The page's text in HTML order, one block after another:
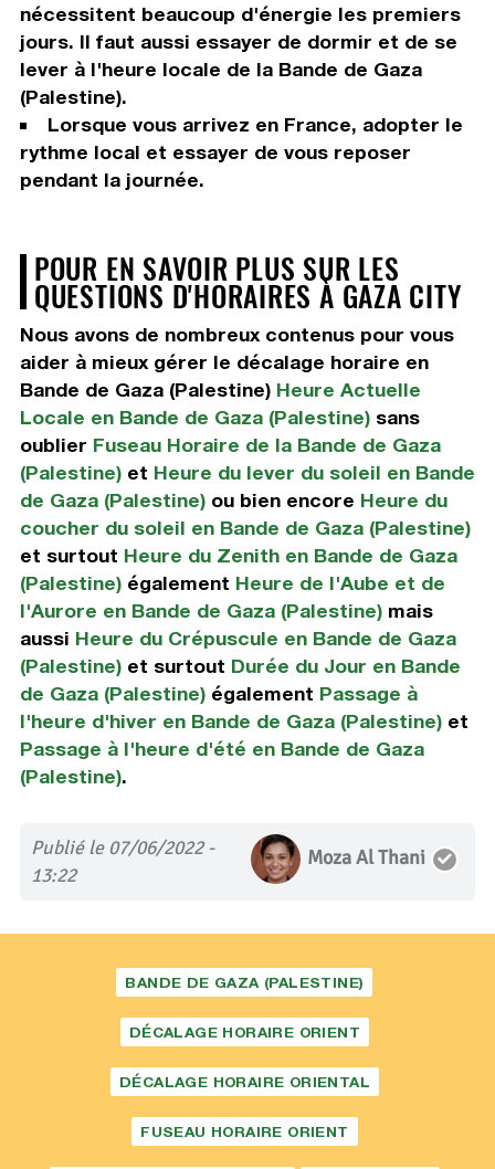
nécessitent beaucoup d'énergie les premiers
jours. Il faut aussi essayer de dormir et de se
lever à l'heure locale de la Bande de Gaza
(Palestine).
Lorsque vous arrivez en France, adopter le
rythme local et essayer de vous reposer
pendant la journée.
POUR EN SAVOIR PLUS SUR LES
QUESTIONS D'HORAIRES À GAZA CITY
Nous avons de nombreux contenus pour vous
aider à mieux gérer le décalage horaire en
Bande de Gaza (Palestine) Heure Actuelle
Locale en Bande de Gaza (Palestine)sans
oublier Fuseau Horaire de la Bande de Gaza
(Palestine)et Heure du lever du soleil en Bande
de Gaza (Palestine)ou bien encore Heure du
coucher du soleil en Bande de Gaza (Palestine)
et surtout Heure du Zenith en Bande de Gaza
(Palestine)également Heure de l'Aube et de
l'Aurore en Bande de Gaza (Palestine)mais
aussi Heure du Crépuscule en Bande de Gaza
(Palestine)et surtout Durée du Jour en Bande
de Gaza (Palestine)également Passage à
l'heure d'hiver en Bande de Gaza (Palestine)et
Passage à l'heure d'été en Bande de Gaza
(Palestine).
Publié le 07/06/2022 -
13:22
Moza Al Thani
BANDE DE GAZA (PALESTINE)
DÉCALAGE HORAIRE ORIENT
DÉCALAGE HORAIRE ORIENTAL
FUSEAU HORAIRE ORIENT